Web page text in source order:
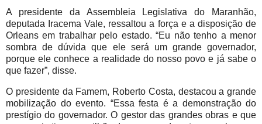
A presidente da Assembleia Legislativa do Maranhão,
deputada Iracema Vale, ressaltou a força e a disposição de
Orleans em trabalhar pelo estado. “Eu não tenho a menor
sombra de dúvida que ele será um grande governador,
porque ele conhece a realidade do nosso povo e já sabe o
que fazer”, disse.
O presidente da Famem, Roberto Costa, destacou a grande
mobilização do evento. “Essa festa é a demonstração do
prestígio do governador. O gestor das grandes obras e que